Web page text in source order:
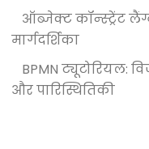
ऑब्जेक्ट कॉन्स्ट्रेंट
मार्गदर्शिका
BPMN ट्यूटोरियल:
और पारिस्थितिकी